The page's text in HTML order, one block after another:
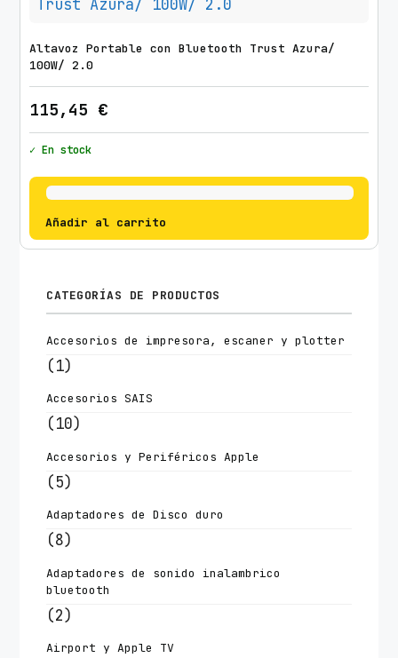
Altavoz Portable con Bluetooth Trust Azura/
100W/ 2.0
115,45 €
✓ En stock
Añadir al carrito
CATEGORÍAS DE PRODUCTOS
Accesorios de impresora, escaner y plotter
(1)
Accesorios SAIS
(10)
Accesorios y Periféricos Apple
(5)
Adaptadores de Disco duro
(8)
Adaptadores de sonido inalambrico
bluetooth
(2)
Airport y Apple TV